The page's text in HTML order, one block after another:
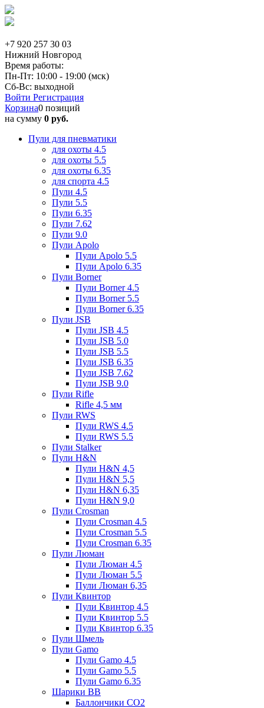
+7 920 257 30 03
Нижний Новгород
Время работы:
Пн-Пт: 10:00 - 19:00 (мск)
Сб-Вс: выходной
Войти Регистрация
Корзина0 позиций
на сумму 0 руб.
Пули для пневматики
для охоты 4.5
для охоты 5.5
для охоты 6.35
для спорта 4.5
Пули 4.5
Пули 5.5
Пули 6.35
Пули 7.62
Пули 9.0
Пули Apolo
Пули Apolo 5.5
Пули Apolo 6.35
Пули Borner
Пули Borner 4.5
Пули Borner 5.5
Пули Borner 6.35
Пули JSB
Пули JSB 4.5
Пули JSB 5.0
Пули JSB 5.5
Пули JSB 6.35
Пули JSB 7.62
Пули JSB 9.0
Пули Rifle
Rifle 4,5 мм
Пули RWS
Пули RWS 4.5
Пули RWS 5.5
Пули Stalker
Пули H&N
Пули H&N 4,5
Пули H&N 5,5
Пули H&N 6,35
Пули H&N 9,0
Пули Crosman
Пули Crosman 4.5
Пули Crosman 5.5
Пули Crosman 6.35
Пули Люман
Пули Люман 4.5
Пули Люман 5.5
Пули Люман 6,35
Пули Квинтор
Пули Квинтор 4.5
Пули Квинтор 5.5
Пули Квинтор 6.35
Пули Шмель
Пули Gamo
Пули Gamo 4.5
Пули Gamo 5.5
Пули Gamo 6.35
Шарики BB
Баллончики CO2